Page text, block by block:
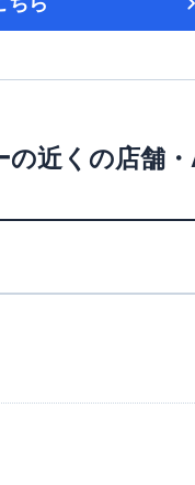
の近くの店舗